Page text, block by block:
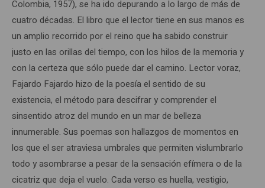
Colombia, 1957), se ha ido depurando a lo largo de más de
cuatro décadas. El libro que el lector tiene en sus manos es
un amplio recorrido por el reino que ha sabido construir
justo en las orillas del tiempo, con los hilos de la memoria y
con la certeza que sólo puede dar el camino. Lector voraz,
Fajardo Fajardo hizo de la poesía el sentido de su
existencia, el método para descifrar y comprender el
sinsentido atroz del mundo en un mar de belleza
innumerable. Sus poemas son hallazgos de momentos en
los que el ser atraviesa umbrales que permiten vislumbrarlo
todo y asombrarse a pesar de la sensación efímera o de la
cicatriz que deja el vuelo. Cada verso es huella, vestigio,